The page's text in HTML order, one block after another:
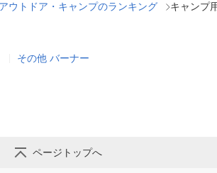
アウトドア・キャンプのランキング キャンプ
その他 バーナー
ページトップへ